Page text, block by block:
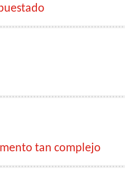
tan complejo